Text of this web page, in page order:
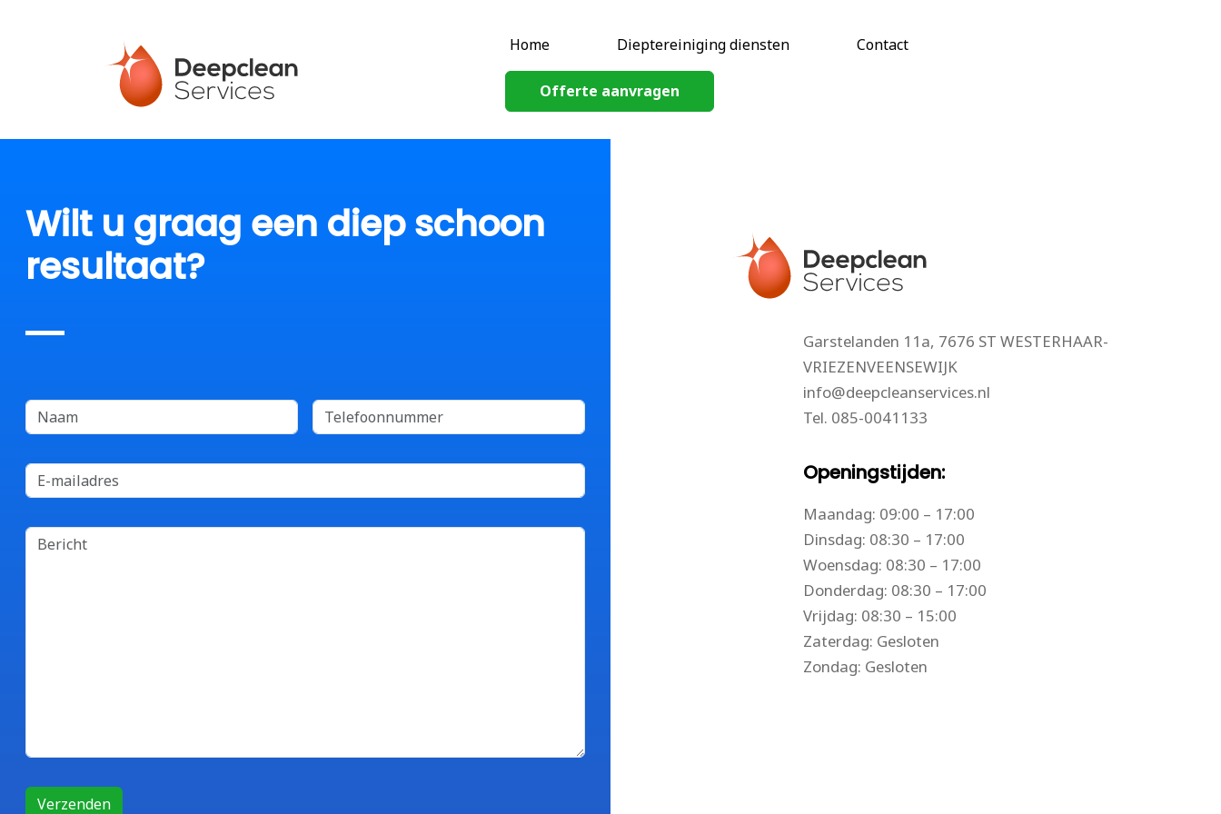
Home Dieptereiniging diensten Contact
Offerte aanvragen
Wilt u graag een diep schoon
resultaat?
Garstelanden 11a, 7676 ST WESTERHAAR-
VRIEZENVEENSEWIJK
info@deepcleanservices.nl
Tel. 085-0041133
Openingstijden:
Maandag: 09:00 – 17:00
Dinsdag: 08:30 – 17:00
Woensdag: 08:30 – 17:00
Donderdag: 08:30 – 17:00
Vrijdag: 08:30 – 15:00
Zaterdag: Gesloten
Zondag: Gesloten